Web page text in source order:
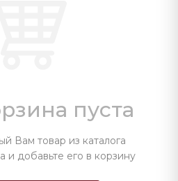
пуста
Вам товар из каталога
и добавьте его в корзину